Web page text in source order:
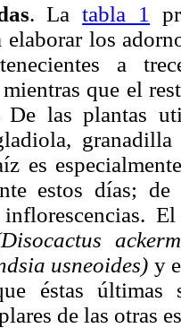
. Latabla 1
elaborar los
a
que el
De las plantas
es
estos días;
inflorescencias.
usneoides) y
éstas últimas
de las otras